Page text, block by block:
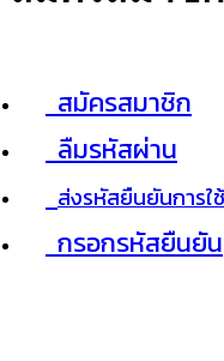
สมัครสมาชิก
ลืมรหัสผ่าน
ส่งรหัสยืนยันการใ
กรอกรหัสยืนยัน